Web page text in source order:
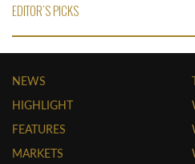
EDITOR'S PICKS
NEWS
HIGHLIGHT
FEATURES
MARKETS